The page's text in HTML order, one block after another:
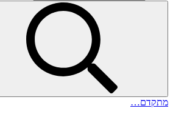
מתקדם…